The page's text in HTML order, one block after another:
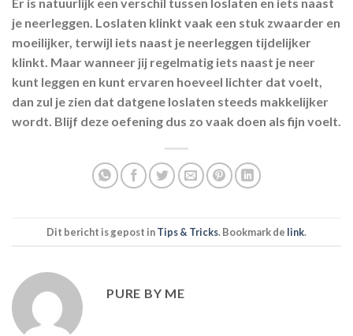
je neerleggen. Loslaten klinkt vaak een stuk zwaarder en
moeilijker, terwijl iets naast je neerleggen tijdelijker
klinkt. Maar wanneer jij regelmatig iets naast je neer
kunt leggen en kunt ervaren hoeveel lichter dat voelt,
dan zul je zien dat datgene loslaten steeds makkelijker
wordt. Blijf deze oefening dus zo vaak doen als fijn voelt.
Dit bericht is gepost inTips & Tricks. Bookmark de link.
PURE BY ME